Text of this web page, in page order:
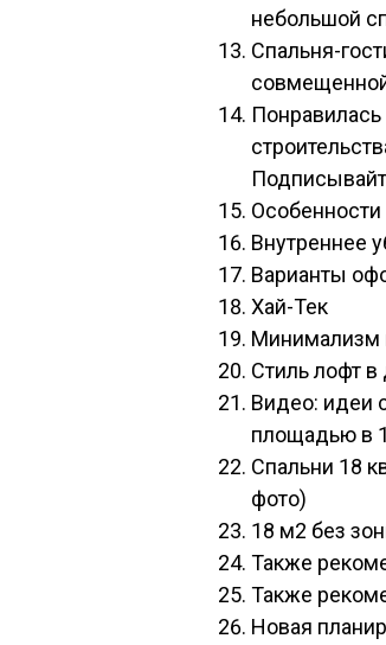
небольшой
Спальня-
Особенности
Внутреннее
Варианты
Хай-Тек
Минимализм
Стиль лофт в
Видео: идеи
площадью в
Спальни 18
фото)
18 м2 без
Также
Также
Новая